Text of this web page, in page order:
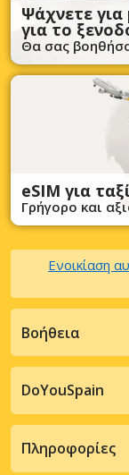
Ψάχνετε
για το
Θα σας
eSIM για
Γρήγορο και
Ενοικίαση
Βοήθεια
DoYouSpain
Πληροφορίες